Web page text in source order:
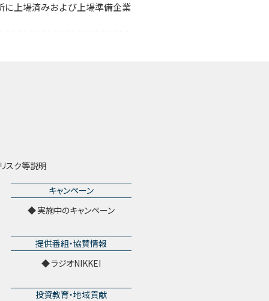
上場済みおよび上場準備企業
スク等説明
キャンペーン
実施中のキャンペーン
提供番組・協賛情報
ラジオNIKKEI
投資教育・地域貢献